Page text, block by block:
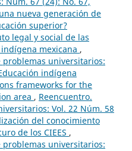
nueva generación de
superior?
legal y social de las
mexicana ,
problemas universitarios:
indígena
frameworks for the
area , Reencuentro.
Vol. 22 Núm. 58
del conocimiento
de los CIEES ,
problemas universitarios: